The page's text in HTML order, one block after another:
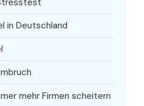
in Deutschland
mehr Firmen scheitern